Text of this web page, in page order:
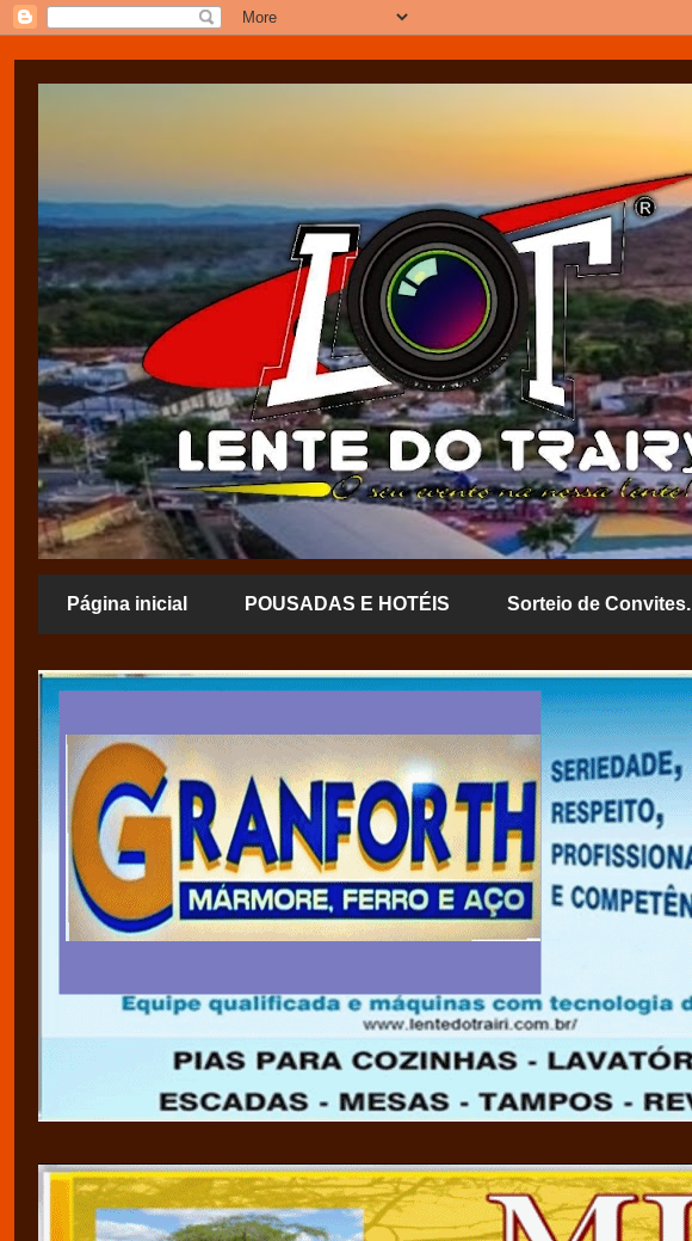
Página inicial POUSADAS E HOTÉIS Sorteio de Convites.